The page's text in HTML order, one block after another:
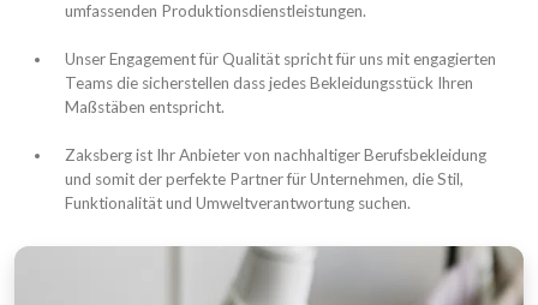
umfassenden Produktionsdienstleistungen.
Unser Engagement für Qualität spricht für uns mit engagierten
Teams die sicherstellen dass jedes Bekleidungsstück Ihren
Maßstäben entspricht.
Zaksberg ist Ihr Anbieter von nachhaltiger Berufsbekleidung
und somit der perfekte Partner für Unternehmen, die Stil,
Funktionalität und Umweltverantwortung suchen.